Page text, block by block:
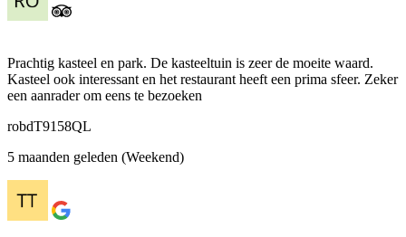
Prachtig kasteel en park. De kasteeltuin is zeer de moeite waard.
Kasteel ook interessant en het restaurant heeft een prima sfeer. Zeker
een aanrader om eens te bezoeken
robdT9158QL
5 maanden geleden (Weekend)